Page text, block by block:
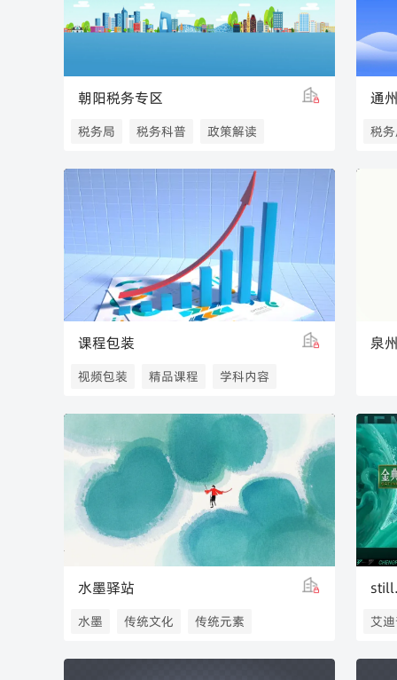
朝阳税务专区
税务局 税务科普
政策解读
税务解读
北京税务
通
税
课程包装
视频包装 精品课程 学科内容
泉
水墨驿站
水墨 传统文化
传统元素
水墨晕染
元数云 水墨素材
艾